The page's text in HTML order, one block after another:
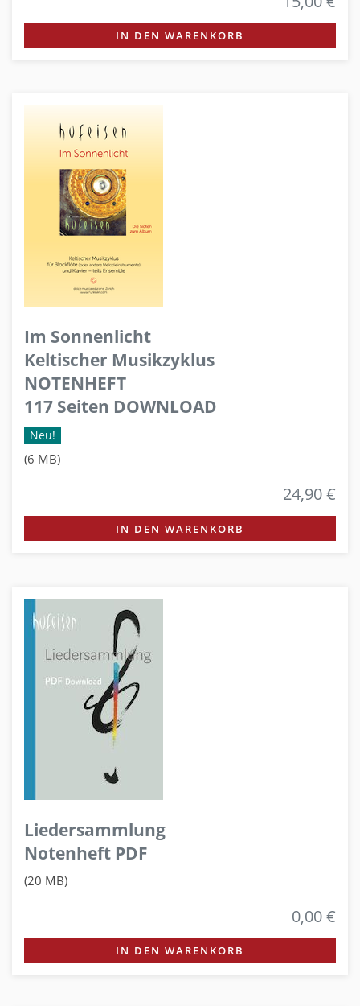
IN DEN WARENKORB
Im Sonnenlicht
Keltischer Musikzyklus
NOTENHEFT
117 Seiten DOWNLOAD
Neu!
(6 MB)
24,90 €
IN DEN WARENKORB
Liedersammlung
Notenheft PDF
(20 MB)
0,00 €
IN DEN WARENKORB